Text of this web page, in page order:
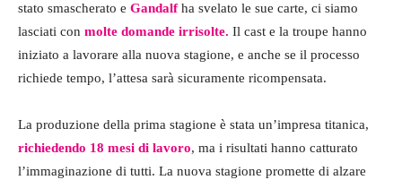
stato smascherato e Gandalfha svelato le sue carte, ci siamo
lasciati con molte domande irrisolte. Il cast e la troupe hanno
iniziato a lavorare alla nuova stagione, e anche se il processo
richiede tempo, l’attesa sarà sicuramente ricompensata.
La produzione della prima stagione è stata un’impresa titanica,
richiedendo 18 mesi di lavoro, ma i risultati hanno catturato
l’immaginazione di tutti. La nuova stagione promette di alzare